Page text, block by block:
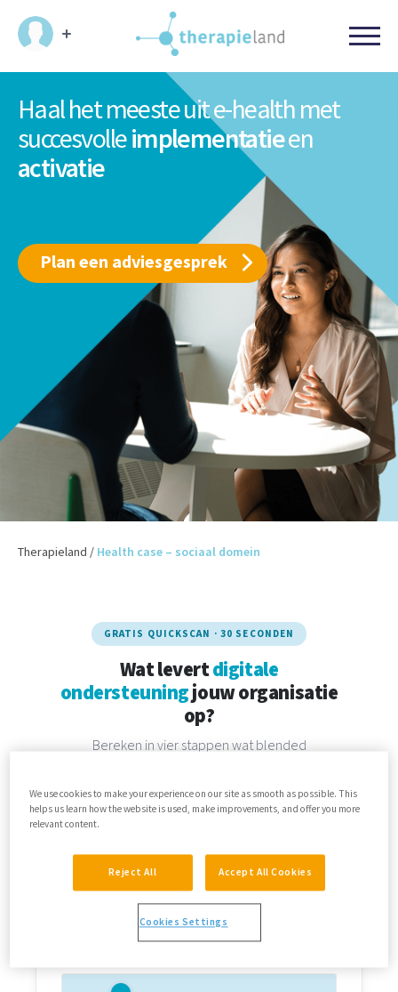
Haal het meeste uit e-healthmet
succesvolleimplementatieen
activatie
Plan een adviesgesprek
Therapieland / Health case – sociaal domein
GRATIS QUICKSCAN · 30 SECONDEN
Wat levertdigitale
ondersteuningjouw organisatie
op?
Bereken in vier stappen wat blended
cliënten en gemeente. Op basis van
Therapieland-onderzoek in het sociaal domein.
Vul je gegevens in
AANTAL BEGELEIDERS / PROFESSIONALS
We use cookies to make your experience on our site as smooth as possible. This
helps us learn how the website is used, make improvements, and offer you more
relevant content.
Reject All Accept All Cookies
Cookies Settings